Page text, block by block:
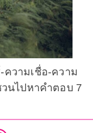
ความเชื่อ-ความ
วนไปหาคำตอบ 7